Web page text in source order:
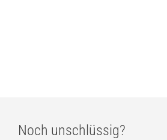
Noch unschlüssig?